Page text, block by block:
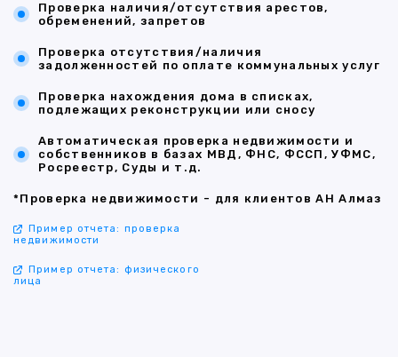
Проверка наличия/отсутствия арестов,
обременений, запретов
Проверка отсутствия/наличия
задолженностей по оплате коммунальных услуг
Проверка нахождения дома в списках,
подлежащих реконструкции или сносу
Автоматическая проверка недвижимости и
собственников в базах МВД, ФНС, ФССП, УФМС,
Росреестр, Суды и т.д.
*Проверка недвижимости - для клиентов АН Алмаз
Пример отчета: проверка
недвижимости
Пример отчета: физического
лица